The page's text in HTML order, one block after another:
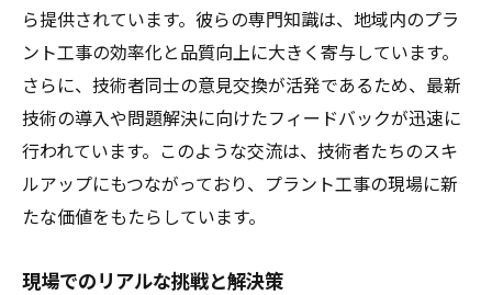
ら提供されています。彼らの専門知識は、地域内のプラ
ント工事の効率化と品質向上に大きく寄与しています。
さらに、技術者同士の意見交換が活発であるため、最新
技術の導入や問題解決に向けたフィードバックが迅速に
行われています。このような交流は、技術者たちのスキ
ルアップにもつながっており、プラント工事の現場に新
たな価値をもたらしています。
現場でのリアルな挑戦と解決策